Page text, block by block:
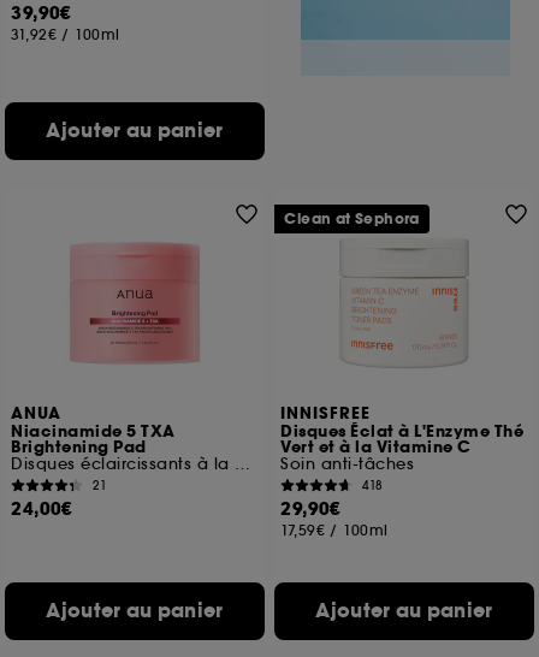
39,90€
31,92€ / 100ml
Ajouter au panier
ANUA
Niacinamide 5 TXA
Brightening Pad
Disques éclaircissants à la niacinamide
21
24,00€
Ajouter au panier
INNISFREE
Disques Éclat à L'Enzyme Thé
Vert et à la Vitamine C
Soin anti-tâches
418
29,90€
17,59€ / 100ml
Ajouter au panier
Clean at Sephora